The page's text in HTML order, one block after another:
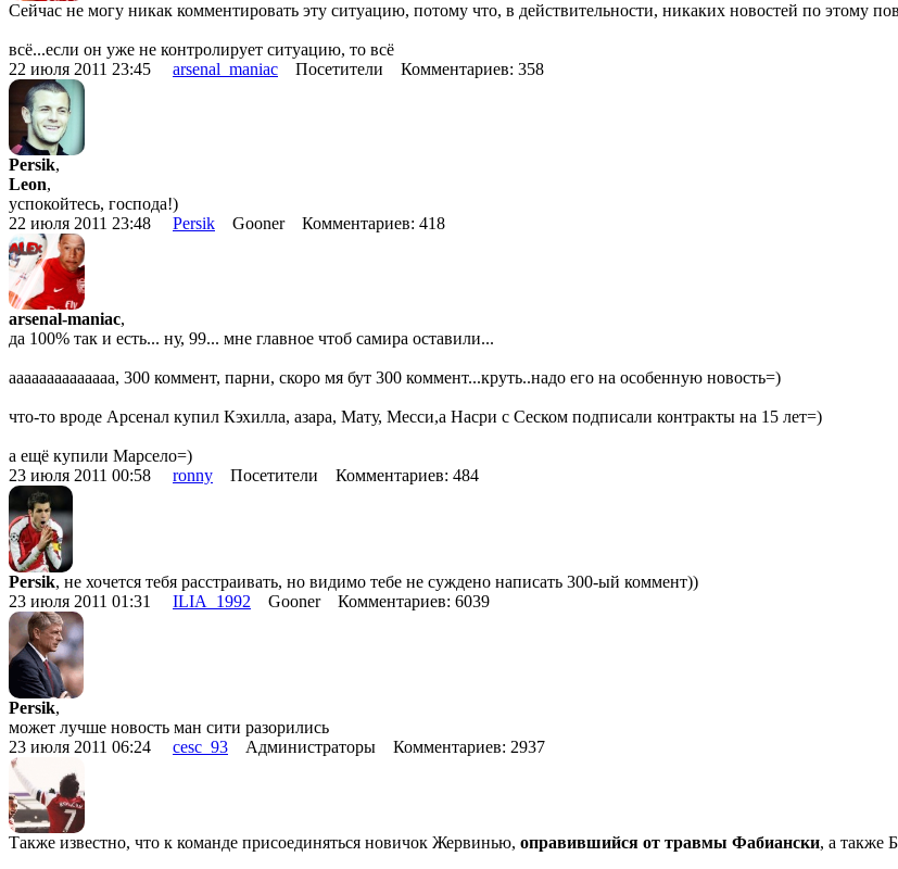
Сейчас не могу никак комментировать эту ситуацию, потому что, в действительности, никаких новостей по этому
всё...если он уже не контролирует ситуацию, то всё
22 июля 2011 23:45 arsenal_maniac Посетители Комментариев: 358
Persik,
Leon,
успокойтесь, господа!)
22 июля 2011 23:48 Persik Gooner Комментариев: 418
arsenal-maniac,
да 100% так и есть... ну, 99... мне главное чтоб самира оставили...
аааааааааааааа, 300 коммент, парни, скоро мя бут 300 коммент...круть..надо его на особенную новость=)
что-то вроде Арсенал купил Кэхилла, азара, Мату, Месси,а Насри с Сеском подписали контракты на 15 лет=)
а ещё купили Марсело=)
23 июля 2011 00:58 ronny Посетители Комментариев: 484
Persik, не хочется тебя расстраивать, но видимо тебе не суждено написать 300-ый коммент))
23 июля 2011 01:31 ILIA_1992 Gooner Комментариев: 6039
Persik,
может лучше новость ман сити разорились
23 июля 2011 06:24 cesc_93 Администраторы Комментариев: 2937
Также известно, что к команде присоединяться новичок Жервинью, оправившийся от травмы Фабиански, а также